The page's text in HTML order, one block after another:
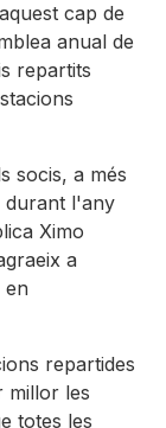
cap de
anual de
repartits
socis, a més
durant l'any
Ximo
a
en
repartides
millor les
totes les